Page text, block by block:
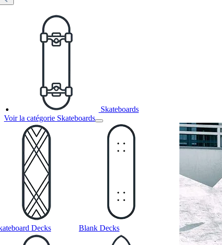
Skateboards
Voir la catégorie Skateboards
Decks Blank Decks